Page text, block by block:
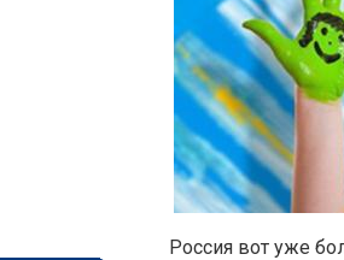
Россия вот уже